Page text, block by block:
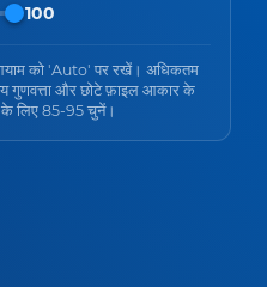
100
को 'Auto' पर रखें। अधिकतम
गुणवत्ता और छोटे फ़ाइल आकार के
के लिए 85-95 चुनें।